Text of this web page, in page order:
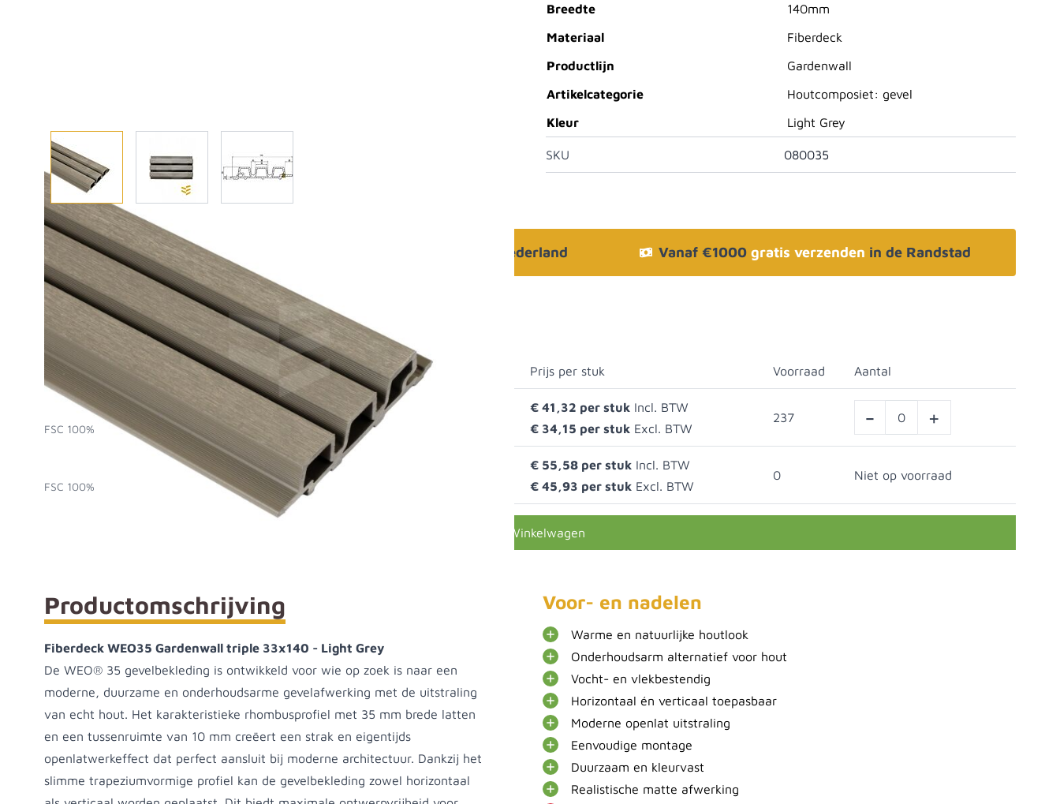
Breedte
140mm
Materiaal
Fiberdeck
Productlijn
Gardenwall
Artikelcategorie
Houtcomposiet: gevel
Kleur
Light Grey
SKU 080035
Afhalen? Kom gerust langs Bezorgen in heel Nederland Vanaf €1000 gratis verzenden in de Randstad
Selecteer afmetingen
Selecteer de gewenste afmetingen Prijs per stuk Voorraad Aantal
Fiberdeck WEO35 Gardenwall triple 33x140x2900 - Light Grey
FSC 100%
€ 41,32
€ 34,15
237 - +
Fiberdeck WEO35 Gardenwall triple 33x140x3900 - Light Grey
FSC 100%
€ 55,58
€ 45,93
0 Niet op voorraad
In Winkelwagen
Productomschrijving
Fiberdeck WEO35 Gardenwall triple 33x140 - Light Grey
De WEO® 35 gevelbekleding is ontwikkeld voor wie op zoek is naar een
moderne, duurzame en onderhoudsarme gevelafwerking met de uitstraling
van echt hout. Het karakteristieke rhombusprofiel met 35 mm brede latten
en een tussenruimte van 10 mm creëert een strak en eigentijds
openlatwerkeffect dat perfect aansluit bij moderne architectuur. Dankzij het
slimme trapeziumvormige profiel kan de gevelbekleding zowel horizontaal
Voor- en nadelen
Warme en natuurlijke houtlook
Onderhoudsarm alternatief voor hout
Vocht- en vlekbestendig
Horizontaal én verticaal toepasbaar
Moderne openlat uitstraling
Eenvoudige montage
Duurzaam en kleurvast
Realistische matte afwerking